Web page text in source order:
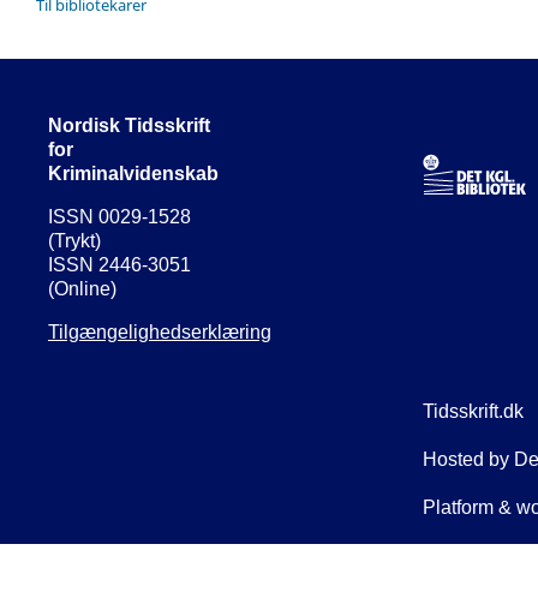
Nordisk Tidsskrift
for
Kriminalvidenskab
ISSN 0029-1528
(Trykt)
ISSN 2446-3051
(Online)
Tilgængelighedserklæring